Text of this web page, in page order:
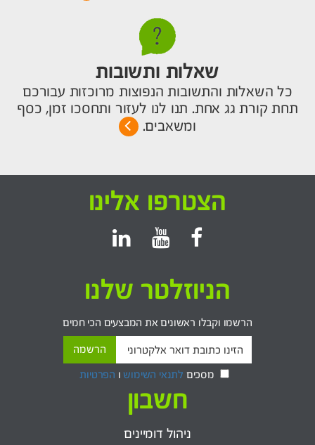
שאלות ותשובות
כל השאלות והתשובות הנפוצות מרוכזות עבורכם
תחת קורת גג אחת. תנו לנו לעזור ותחסכו זמן, כסף
ומשאבים.
הצטרפו אלינו
הניוזלטר שלנו
הרשמו וקבלו ראשונים את המבצעים הכי חמים
מסכים לתנאי השימוש ו הפרטיות
חשבון
ניהול דומיינים